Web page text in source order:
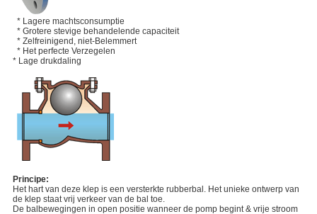
* Lagere machtsconsumptie
* Grotere stevige behandelende capaciteit
* Zelfreinigend, niet-Belemmert
* Het perfecte Verzegelen
* Lage drukdaling
Principe:
Het hart van deze klep is een versterkte rubberbal. Het unieke ontwerp van
de klep staat vrij verkeer van de bal toe.
De balbewegingen in open positie wanneer de pomp begint & vrije stroom